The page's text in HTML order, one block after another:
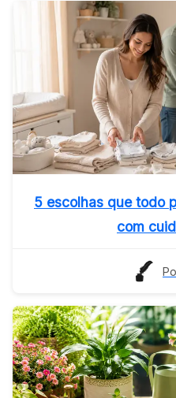
5 escolhas que todo
com